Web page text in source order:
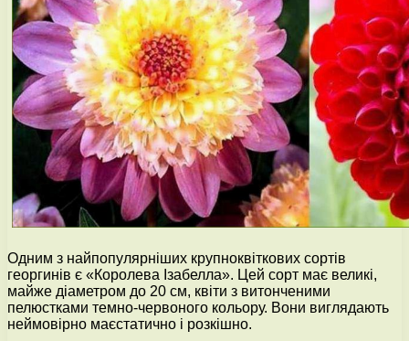
Одним з найпопулярніших крупноквіткових сортів
георгинів є «Королева Ізабелла». Цей сорт має великі,
майже діаметром до 20 см, квіти з витонченими
пелюстками темно-червоного кольору. Вони виглядають
неймовірно маєстатично і розкішно.